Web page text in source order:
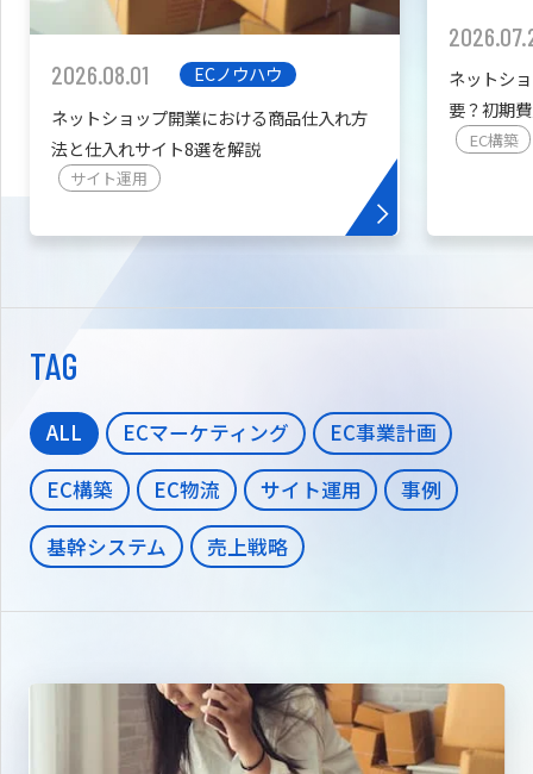
カスタマイズ開発
2026.08.01
ECノウハウ
ネットショップ開業における商品仕入れ方
法と仕入れサイト8選を解説
サイト運用
ネットシ
要？初期
を紹介
EC構築
TAG
ALL ECマーケティング
EC事業計画
EC構築
EC物流 サイト運用
事例
基幹システム
売上戦略